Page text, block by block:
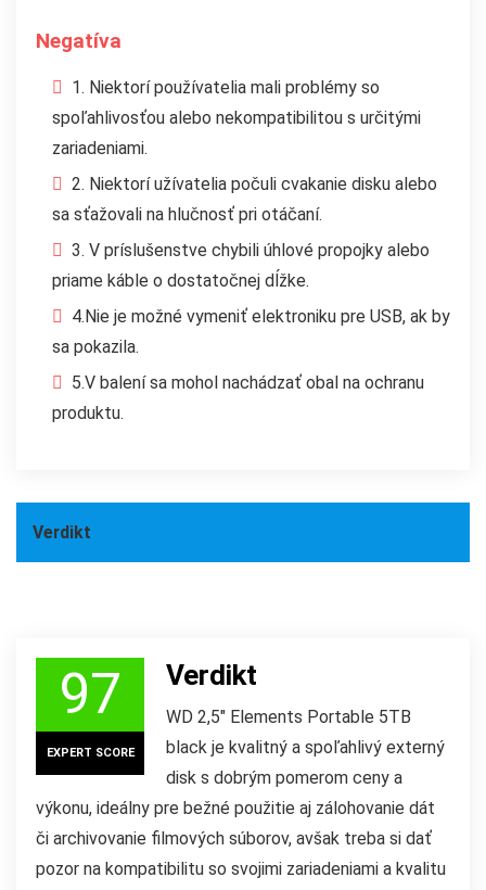
Negatíva
1. Niektorí používatelia mali problémy so
spoľahlivosťou alebo nekompatibilitou s určitými
zariadeniami.
2. Niektorí užívatelia počuli cvakanie disku alebo
sa sťažovali na hlučnosť pri otáčaní.
3. V príslušenstve chybili úhlové propojky alebo
priame káble o dostatočnej dĺžke.
4.Nie je možné vymeniť elektroniku pre USB, ak by
sa pokazila.
5.V balení sa mohol nachádzať obal na ochranu
produktu.
Verdikt
97
EXPERT SCORE
Verdikt
WD 2,5″ Elements Portable 5TB
black je kvalitný a spoľahlivý externý
disk s dobrým pomerom ceny a
výkonu, ideálny pre bežné použitie aj zálohovanie dát
či archivovanie filmových súborov, avšak treba si dať
pozor na kompatibilitu so svojimi zariadeniami a kvalitu